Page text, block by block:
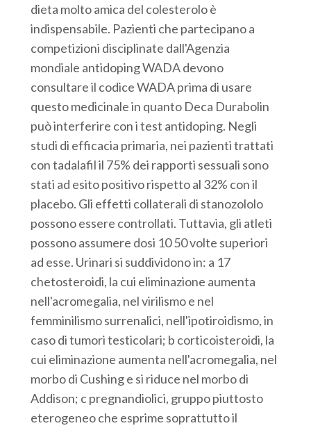
dieta molto amica del colesterolo è
indispensabile. Pazienti che partecipano a
competizioni disciplinate dall'Agenzia
mondiale antidoping WADA devono
consultare il codice WADA prima di usare
questo medicinale in quanto Deca Durabolin
può interferire con i test antidoping. Negli
studi di efficacia primaria, nei pazienti trattati
con tadalafil il 75% dei rapporti sessuali sono
stati ad esito positivo rispetto al 32% con il
placebo. Gli effetti collaterali di stanozololo
possono essere controllati. Tuttavia, gli atleti
possono assumere dosi 10 50 volte superiori
ad esse. Urinari si suddividono in: a 17
chetosteroidi, la cui eliminazione aumenta
nell'acromegalia, nel virilismo e nel
femminilismo surrenalici, nell'ipotiroidismo, in
caso di tumori testicolari; b corticoisteroidi, la
cui eliminazione aumenta nell'acromegalia, nel
morbo di Cushing e si riduce nel morbo di
Addison; c pregnandiolici, gruppo piuttosto
eterogeneo che esprime soprattutto il